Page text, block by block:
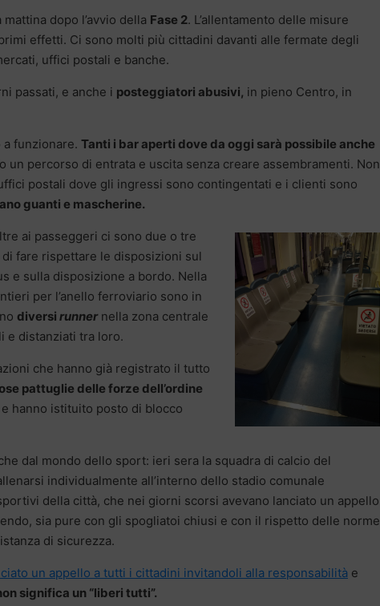
mattina dopo l’avvio della Fase 2. L’allentamento delle misure
effetti. Ci sono molti più cittadini davanti alle fermate degli
uffici postali e banche.
passati, e anche i posteggiatori abusivi, in pieno Centro, in
funzionare. Tanti i bar aperti dove da oggi sarà possibile anche
un percorso di entrata e uscita senza creare assembramenti. Non
postali dove gli ingressi sono contingentati e i clienti sono
guanti e mascherine.
ai passeggeri ci sono due o tre
fare rispettare le disposizioni sul
e sulla disposizione a bordo. Nella
per l’anello ferroviario sono in
diversi runnernella zona centrale
e distanziati tra loro.
che hanno già registrato il tutto
pattuglie delle forze dell’ordine
hanno istituito posto di blocco
dal mondo dello sport: ieri sera la squadra di calcio del
individualmente all’interno dello stadio comunale
della città, che nei giorni scorsi avevano lanciato un appello
sia pure con gli spogliatoi chiusi e con il rispetto delle norme
di sicurezza.
un appello a tutti i cittadini invitandoli alla responsabilità e
significa un “liberi tutti”.